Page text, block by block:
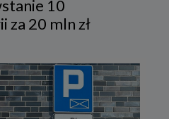
10
za 20 mln zł